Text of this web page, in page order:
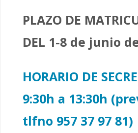
PLAZO DE
DEL 1-8 de junio
HORARIO DE
9:30h a 13:30h
tlfno 957 37 97 81)